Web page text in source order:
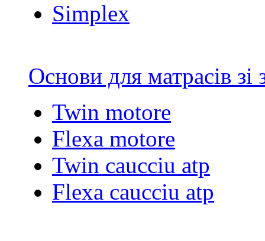
Simplex
Основи для матрасів
Twin motore
Flexa motore
Twin caucciu atp
Flexa caucciu atp